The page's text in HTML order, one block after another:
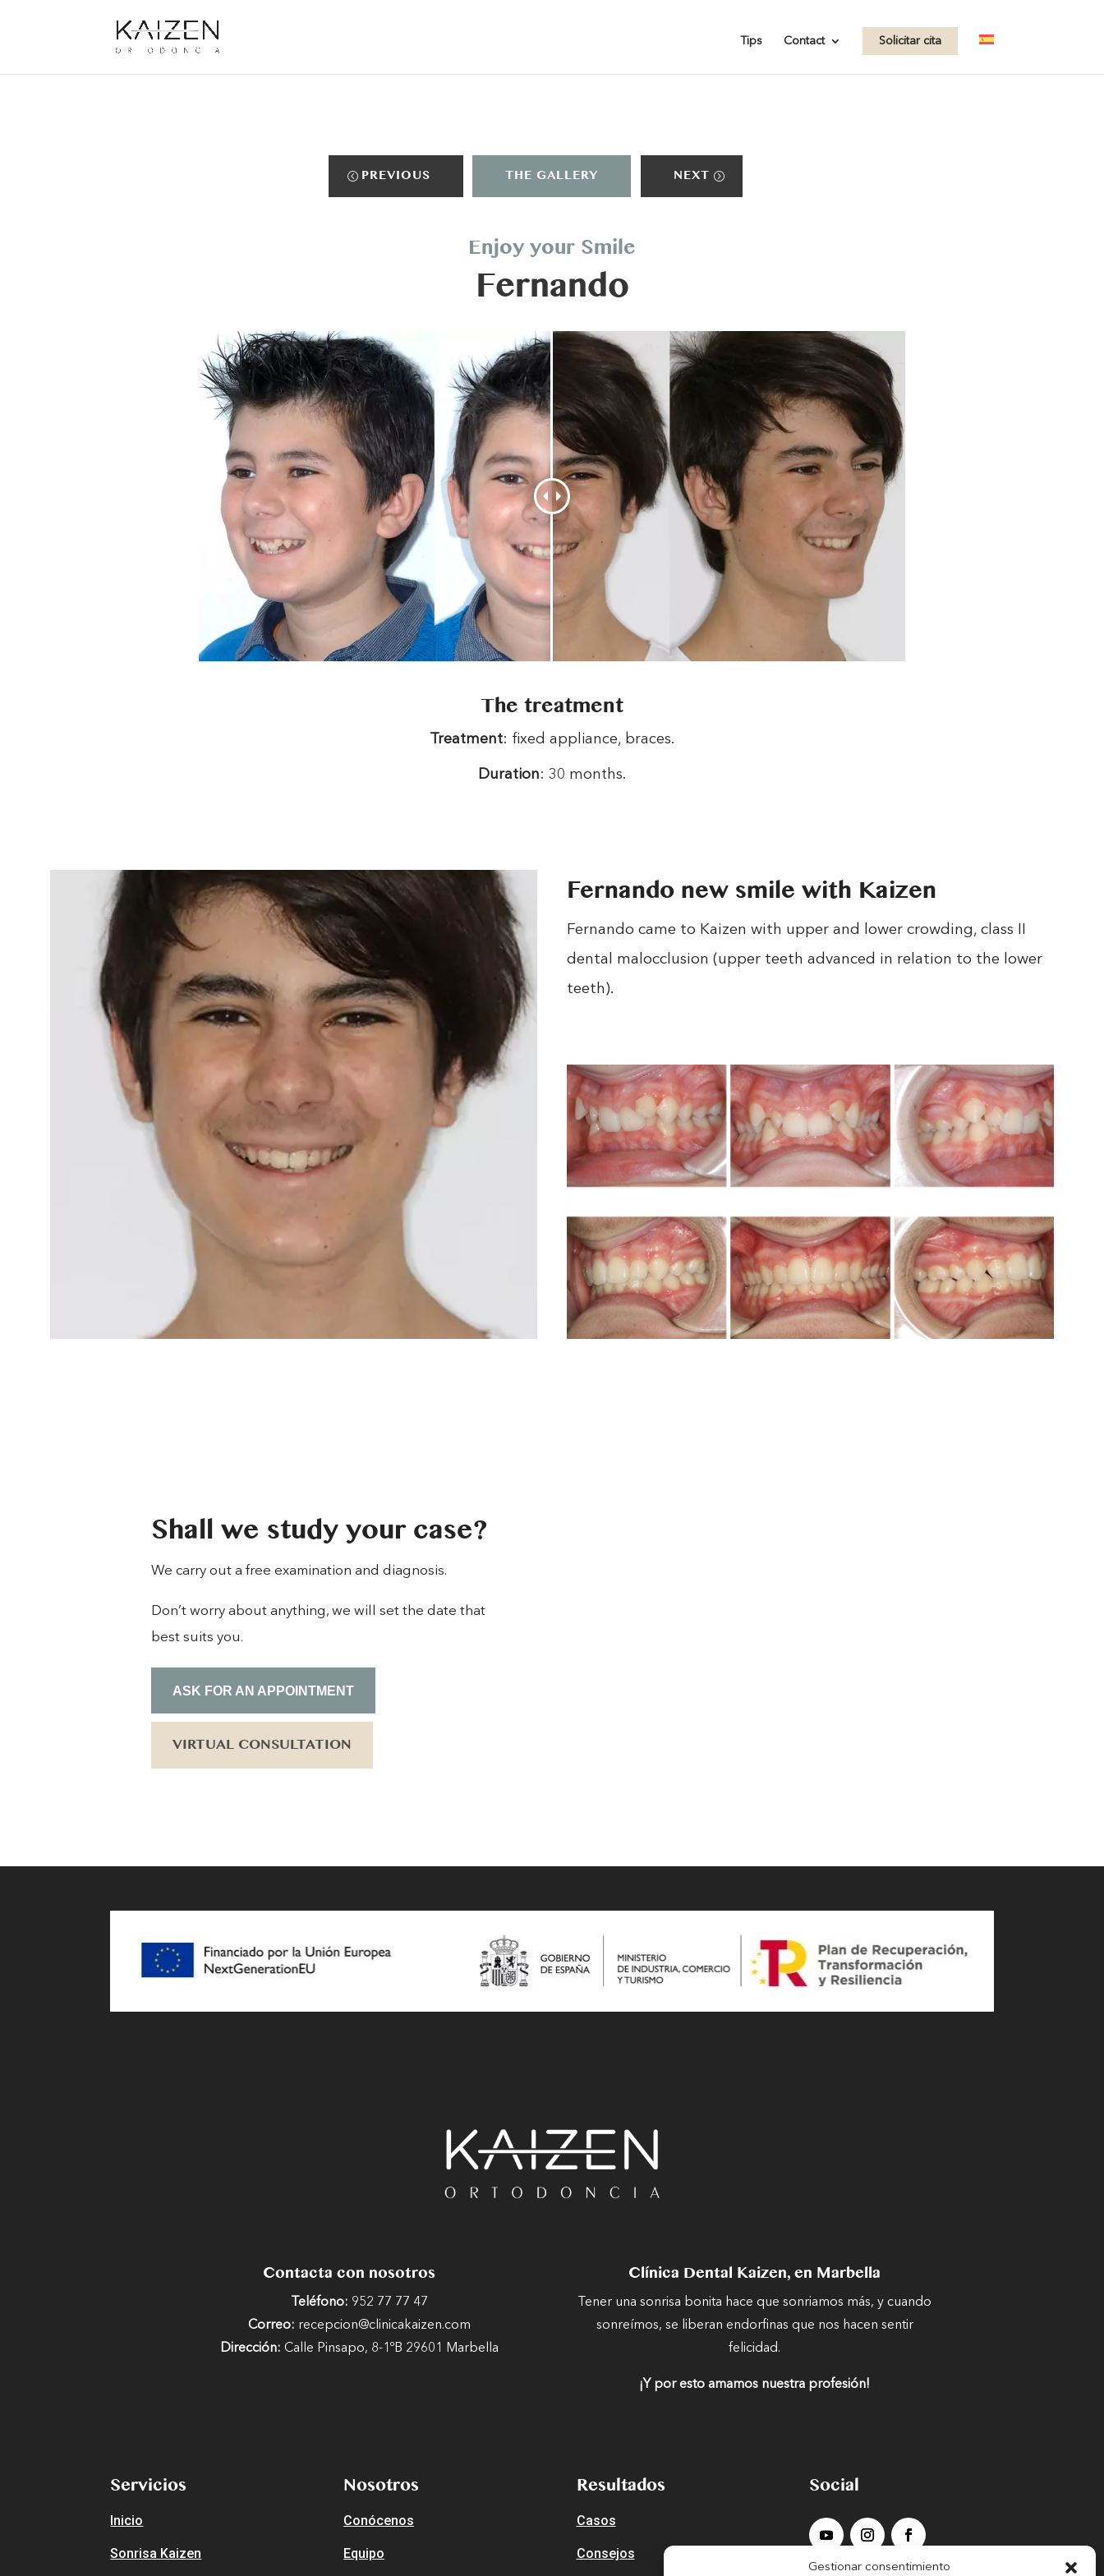
Gestionar consentimiento
: Undefined array key "contact-form-7" in
content/themes/Divi/includes/builder/feature/JQueryBody.php
Tips Contact Solicitar cita
PREVIOUS THE GALLERY NEXT
Enjoy your Smile
Fernando
The treatment
Treatment: fixed appliance, braces.
Duration: 30 months.
Fernando new smile with Kaizen
Fernando came to Kaizen with upper and lower crowding, class II
dental malocclusion (upper teeth advanced in relation to the lower
teeth).
Shall we study your case?
We carry out a free examination and diagnosis.
Don’t worry about anything, we will set the date that
best suits you.
ASK FOR AN APPOINTMENT
VIRTUAL CONSULTATION
Contacta con nosotros
Teléfono: 952 77 77 47
Correo: recepcion@clinicakaizen.com
Dirección: Calle Pinsapo, 8-1ºB 29601 Marbella
Clínica Dental Kaizen, en Marbella
Tener una sonrisa bonita hace que sonriamos más, y cuando
sonreímos, se liberan endorfinas que nos hacen sentir
felicidad.
¡Y por esto amamos nuestra profesión!
Servicios
Inicio
Sonrisa Kaizen
Nosotros
Conócenos
Equipo
Resultados
Casos
Consejos
Social